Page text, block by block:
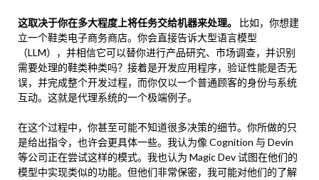
这取决于你在多大程度上将任务交给机器来处理。
比如，你想建
立一个鞋类电子商务商店。你会直接告诉大型语言模型
（LLM），并相信它可以替你进行产品研究、市场调查，并识别
需要处理的鞋类种类吗？接着是开发应用程序，验证性能是否无
误，并完成整个开发过程，而你仅以一个普通顾客的身份与系统
互动。这就是代理系统的一个极端例子。
在这个过程中，你甚至可能不知道很多决策的细节。你所做的只
是给出指令，也许会更具体一些。我认为像 Cognition 与 Devin
等公司正在尝试这样的模式。我也认为 Magic Dev 试图在他们的
模型中实现类似的功能。但他们非常保密，我可能对他们的了解